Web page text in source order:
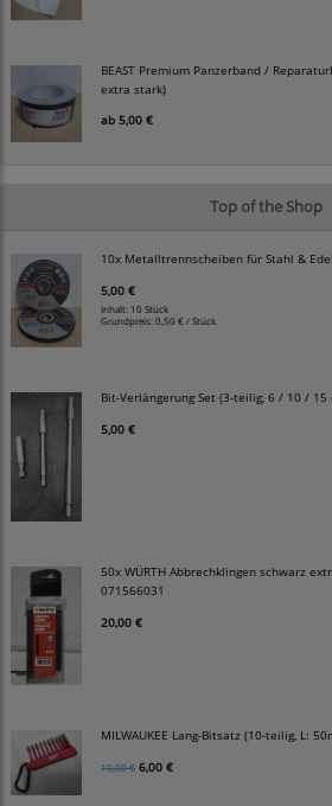
BEAST Premium Panzerband /
extra stark)
ab 5,00 €
Top of the Shop
10x Metalltrennscheiben für Stahl &
5,00 €
Inhalt: 10 Stück
Grundpreis:0,50 € / Stück
Bit-Verlängerung Set (3-teilig, 6 / 10 / 15
5,00 €
50x WÜRTH Abbrechklingen schwarz
071566031
20,00 €
MILWAUKEE Lang-Bitsatz (10-teilig, L:
10,00 € 6,00 €